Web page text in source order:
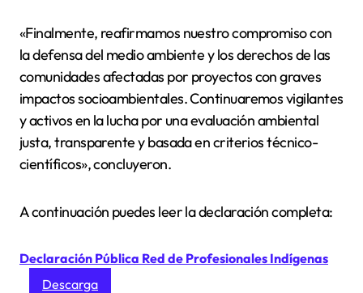
«Finalmente, reafirmamos nuestro compromiso con
la defensa del medio ambiente y los derechos de las
comunidades afectadas por proyectos con graves
impactos socioambientales. Continuaremos vigilantes
y activos en la lucha por una evaluación ambiental
justa, transparente y basada en criterios técnico-
científicos», concluyeron.
A continuación puedes leer la declaración completa:
Declaración Pública Red de Profesionales Indígenas
Descarga